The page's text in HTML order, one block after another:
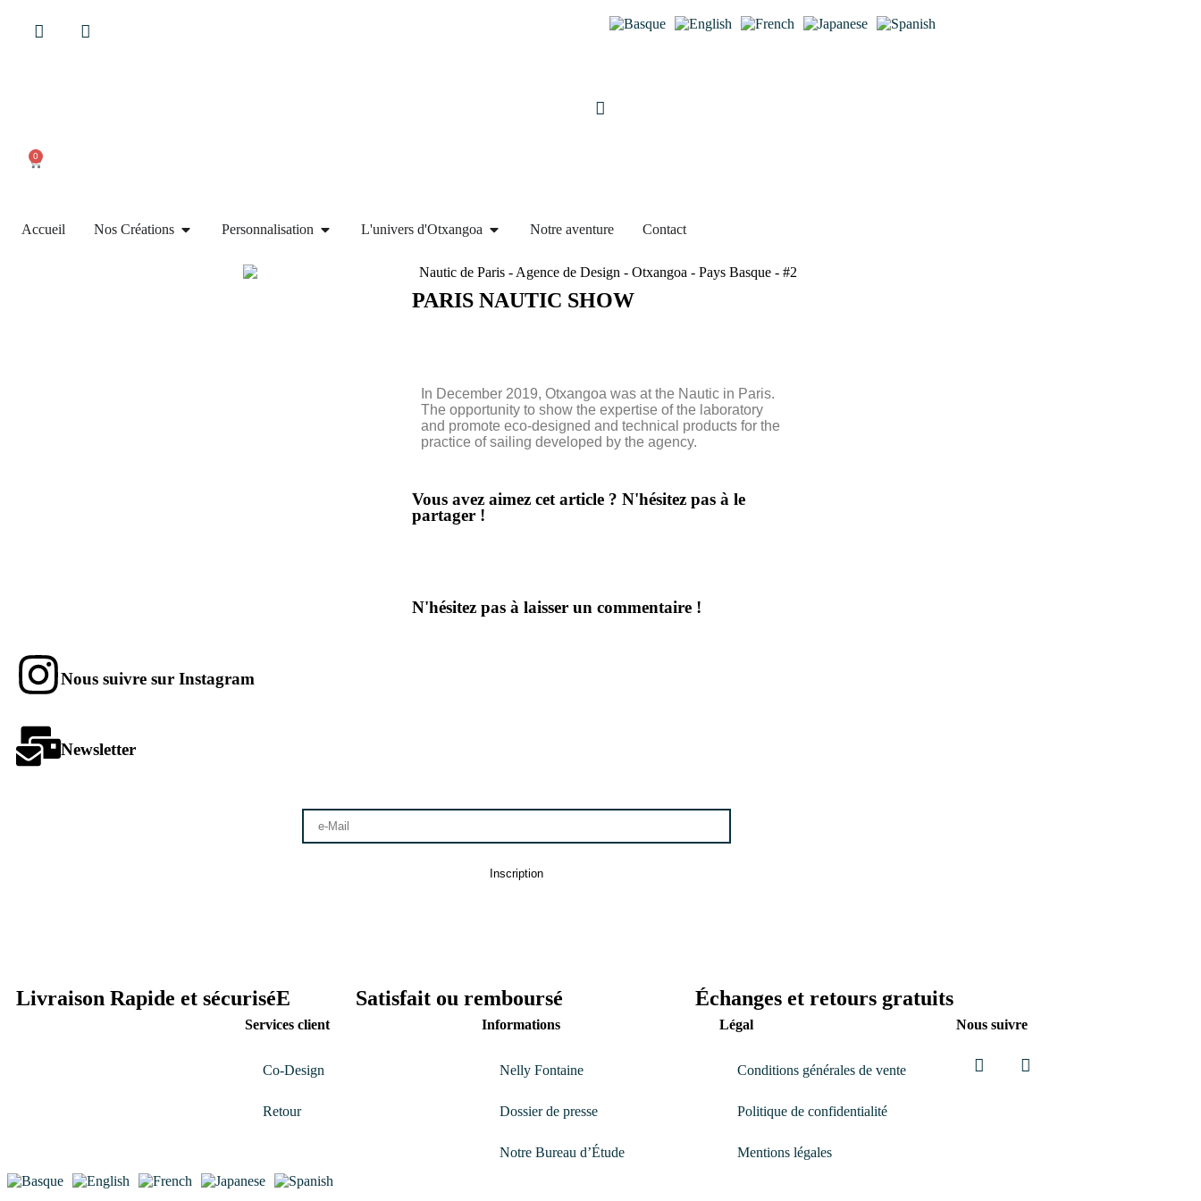
FacebookInstagram
Mon compte
0
Accueil Nos Créations Personnalisation L'univers d'Otxangoa Notre aventure Contact
PARIS NAUTIC SHOW
In December 2019, Otxangoa was at the Nautic in Paris.
The opportunity to show the expertise of the laboratory
and promote eco-designed and technical products for the
practice of sailing developed by the agency.
Vous avez aimez cet article ? N'hésitez pas à le
partager !
N'hésitez pas à laisser un commentaire !
Nous suivre sur Instagram
Newsletter
Livraison Rapide et sécuriséE Satisfait ou remboursé Échanges et retours gratuits
Services client
Co-Design
Retour
Informations
Nelly Fontaine
Dossier de presse
Notre Bureau d’Étude
Légal
Conditions générales de vente
Politique de confidentialité
Mentions légales
Nous suivre
FacebookInstagram